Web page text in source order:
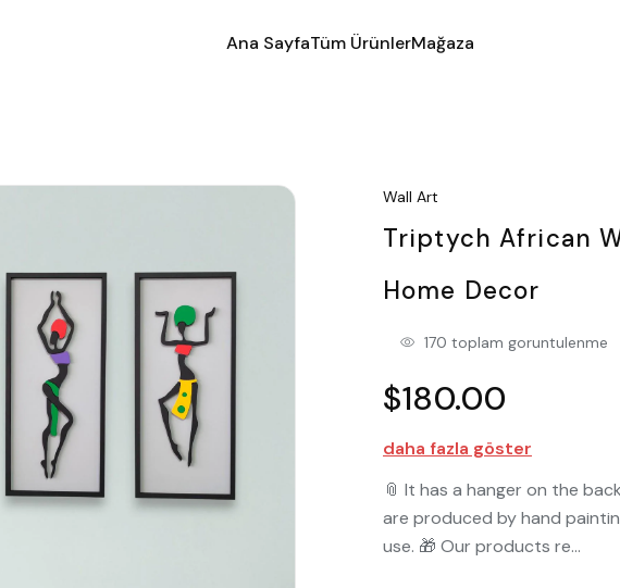
Ana SayfaTüm ÜrünlerMağaza
Wall Art
Triptych African
Home Decor
170 toplam goruntulenme
$180.00
daha fazla göster
📎 It has a hanger on the
are produced by hand
use. 🎁 Our products re...